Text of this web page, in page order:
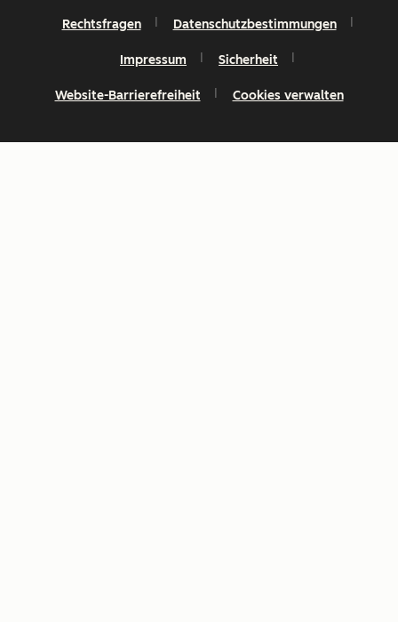
Rechtsfragen Datenschutzbestimmungen
Impressum Sicherheit
Website-Barrierefreiheit Cookies verwalten